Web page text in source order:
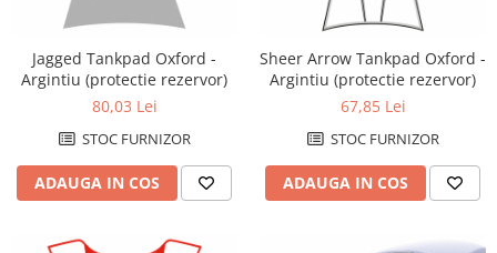
Jagged Tankpad Oxford -
Argintiu (protectie rezervor)
80,03 Lei
STOC FURNIZOR
ADAUGA IN COS
Sheer Arrow Tankpad Oxford -
Argintiu (protectie rezervor)
67,85 Lei
STOC FURNIZOR
ADAUGA IN COS